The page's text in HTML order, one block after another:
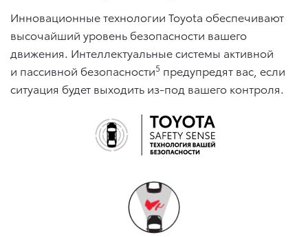
Инновационные технологии Toyota обеспечивают
высочайший уровень безопасности вашего
движения. Интеллектуальные системы активной
и пассивной безопасности5 предупредят вас, если
ситуация будет выходить из-под вашего контроля.